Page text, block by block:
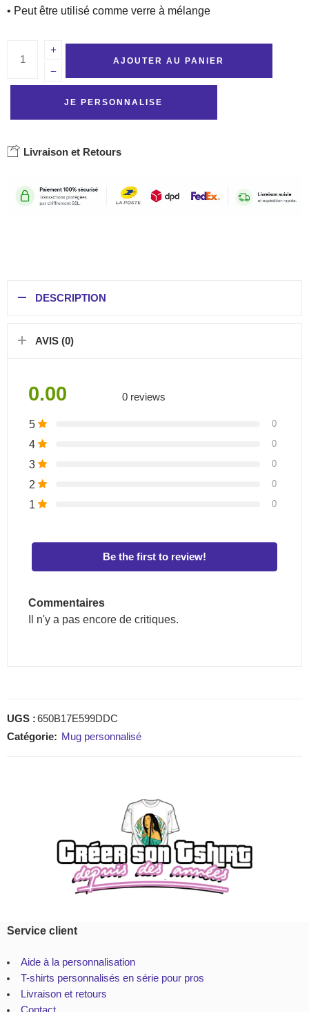
• Peut être utilisé comme verre à mélange
AJOUTER AU PANIER
JE PERSONNALISE
Livraison et Retours
DESCRIPTION
AVIS (0)
0.00 0 reviews
5 0
4 0
3 0
2 0
1 0
Be the first to review!
Commentaires
Il n'y a pas encore de critiques.
UGS :650B17E599DDC
Catégorie: Mug personnalisé
Service client
Aide à la personnalisation
T-shirts personnalisés en série pour pros
Livraison et retours